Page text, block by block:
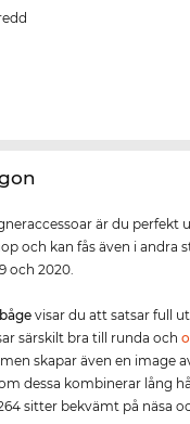
är du perfekt
och kan fås även i andra
och 2020.
visar du att satsar full
särskilt bra till runda och
skapar även en image
dessa kombinerar lång
sitter bekvämt på näsa